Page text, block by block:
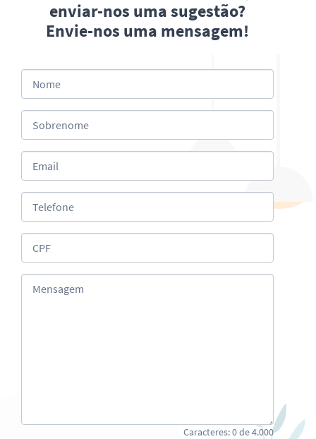
enviar-nos uma sugestão?
Envie-nos uma mensagem!
Nome
Sobrenome
Email
Telefone
CPF
Mensagem
Caracteres:0de4.000